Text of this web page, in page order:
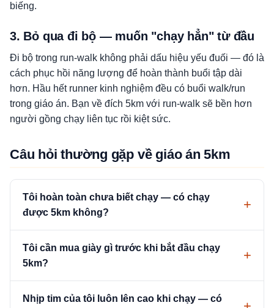
biếng.
3. Bỏ qua đi bộ — muốn "chạy hẳn" từ đầu
Đi bộ trong run-walk không phải dấu hiệu yếu đuối — đó là
cách phục hồi năng lượng để hoàn thành buổi tập dài
hơn. Hầu hết runner kinh nghiệm đều có buổi walk/run
trong giáo án. Bạn về đích 5km với run-walk sẽ bền hơn
người gồng chạy liên tục rồi kiệt sức.
Câu hỏi thường gặp về giáo án 5km
Tôi hoàn toàn chưa biết chạy — có chạy
được 5km không?
Tôi cần mua giày gì trước khi bắt đầu chạy
5km?
Nhịp tim của tôi luôn lên cao khi chạy — có